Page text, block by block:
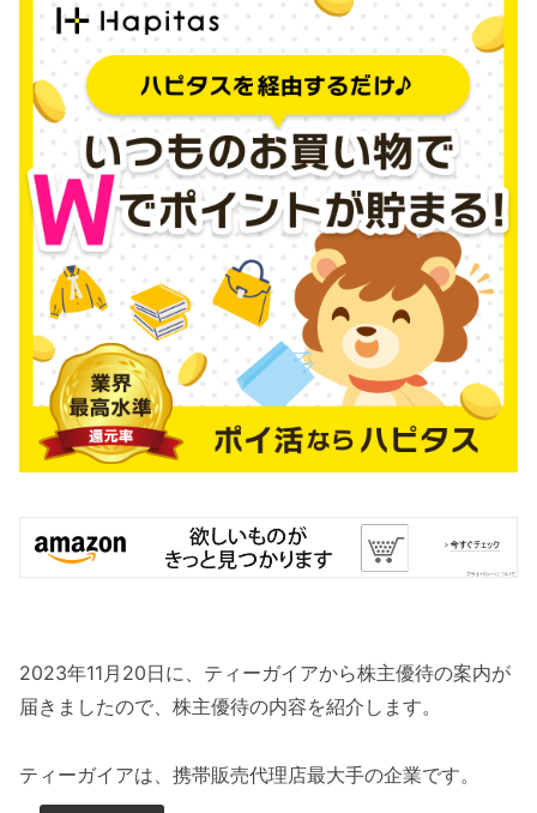
2023年11月20日に、ティーガイアから株主優待の案内が
届きましたので、株主優待の内容を紹介します。
ティーガイアは、携帯販売代理店最大手の企業です。